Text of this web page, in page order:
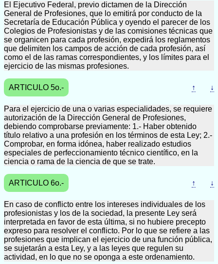
El Ejecutivo Federal, previo dictamen de la Dirección
General de Profesiones, que lo emitirá por conducto de la
Secretaría de Educación Pública y oyendo el parecer de los
Colegios de Profesionistas y de las comisiones técnicas que
se organicen para cada profesión, expedirá los reglamentos
que delimiten los campos de acción de cada profesión, así
como el de las ramas correspondientes, y los límites para el
ejercicio de las mismas profesiones.
ARTICULO 5o.- ↑ ↓
Para el ejercicio de una o varias especialidades, se requiere
autorización de la Dirección General de Profesiones,
debiendo comprobarse previamente: 1.- Haber obtenido
título relativo a una profesión en los términos de esta Ley; 2.-
Comprobar, en forma idónea, haber realizado estudios
especiales de perfeccionamiento técnico científico, en la
ciencia o rama de la ciencia de que se trate.
ARTICULO 6o.- ↑ ↓
En caso de conflicto entre los intereses individuales de los
profesionistas y los de la sociedad, la presente Ley será
interpretada en favor de esta última, si no hubiere precepto
expreso para resolver el conflicto. Por lo que se refiere a las
profesiones que implican el ejercicio de una función pública,
se sujetarán a esta Ley, y a las leyes que regulen su
actividad, en lo que no se oponga a este ordenamiento.